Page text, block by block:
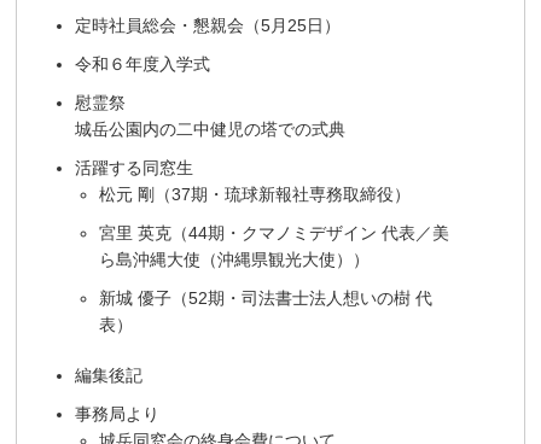
定時社員総会・懇親会（5月25日）
令和６年度入学式
慰霊祭
城岳公園内の二中健児の塔での式典
活躍する同窓生
松元 剛（37期・琉球新報社専務取締役）
宮里 英克（44期・クマノミデザイン 代表／美
ら島沖縄大使（沖縄県観光大使））
新城 優子（52期・司法書士法人想いの樹 代
表）
編集後記
事務局より